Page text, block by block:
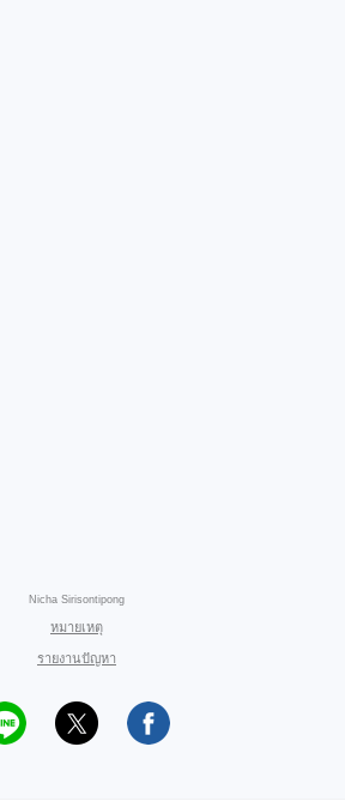
Nicha Sirisontipong
หมายเหตุ
รายงานปัญหา